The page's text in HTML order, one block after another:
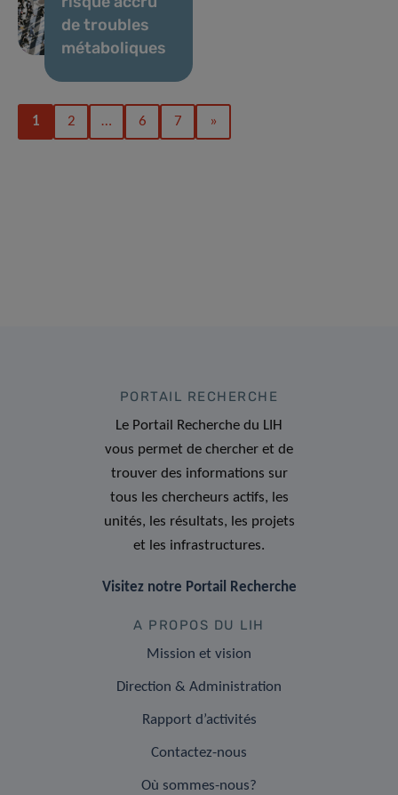
de troubles
métaboliques
1 2 … 6 7 »
PORTAIL RECHERCHE
Le Portail Recherche du LIH
vous permet de chercher et de
trouver des informations sur
tous les chercheurs actifs, les
unités, les résultats, les projets
et les infrastructures.
Visitez notre Portail Recherche
A PROPOS DU LIH
Mission et vision
Direction & Administration
Rapport d’activités
Contactez-nous
Où sommes-nous?